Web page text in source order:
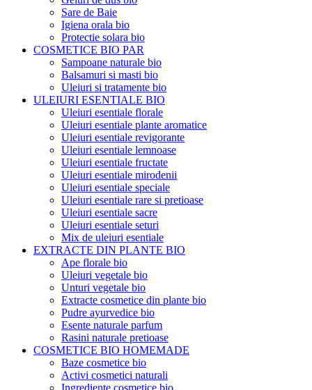
Sare de Baie
Igiena orala bio
Protectie solara bio
COSMETICE BIO PAR
Sampoane naturale bio
Balsamuri si masti bio
Uleiuri si tratamente bio
ULEIURI ESENTIALE BIO
Uleiuri esentiale florale
Uleiuri esentiale plante aromatice
Uleiuri esentiale revigorante
Uleiuri esentiale lemnoase
Uleiuri esentiale fructate
Uleiuri esentiale mirodenii
Uleiuri esentiale speciale
Uleiuri esentiale rare si pretioase
Uleiuri esentiale sacre
Uleiuri esentiale seturi
Mix de uleiuri esentiale
EXTRACTE DIN PLANTE BIO
Ape florale bio
Uleiuri vegetale bio
Unturi vegetale bio
Extracte cosmetice din plante bio
Pudre ayurvedice bio
Esente naturale parfum
Rasini naturale pretioase
COSMETICE BIO HOMEMADE
Baze cosmetice bio
Activi cosmetici naturali
Ingrediente cosmetice bio